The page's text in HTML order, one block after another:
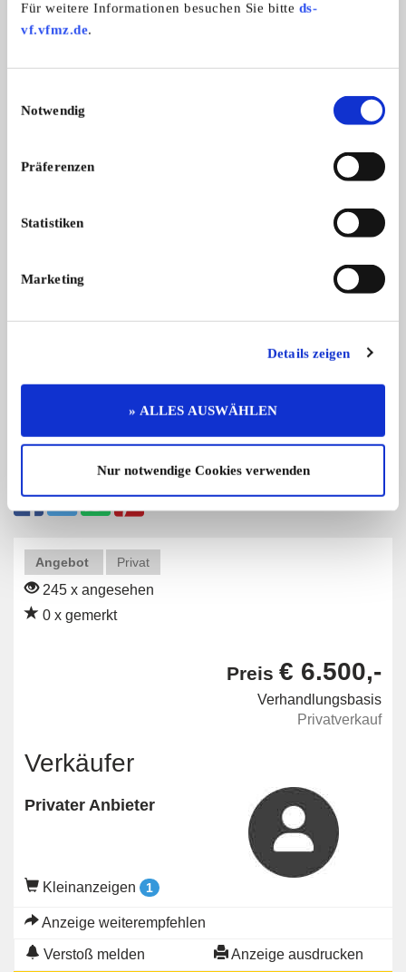
Für weitere Informationen besuchen Sie bitte ds-
vf.vfmz.de.
Notwendig
Präferenzen
Statistiken
Marketing
Details zeigen
» ALLES AUSWÄHLEN
Nur notwendige Cookies verwenden
Fahr KT 100
IHC Mc Cormk D-
Diese Anzeige empfehlen
Angebot Privat
245 x angesehen
0 x gemerkt
Preis € 6.500,-
Verhandlungsbasis
Privatverkauf
Verkäufer
Privater Anbieter
Kleinanzeigen 1
Anzeige weiterempfehlen
Verstoß melden Anzeige ausdrucken